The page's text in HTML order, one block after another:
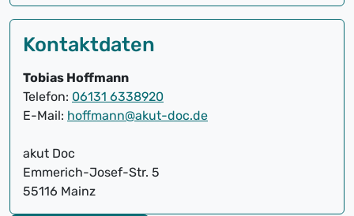
Kontaktdaten
Tobias Hoffmann
Telefon: 06131 6338920
E-Mail: hoffmann@akut-doc.de
akut Doc
Emmerich-Josef-Str. 5
55116 Mainz